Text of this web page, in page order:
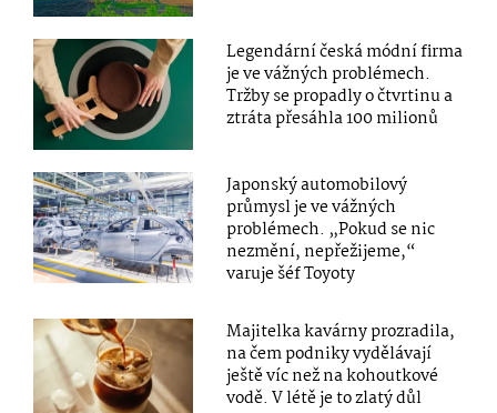
Legendární česká módní firma
je ve vážných problémech.
Tržby se propadly o čtvrtinu a
ztráta přesáhla 100 milionů
Japonský automobilový
průmysl je ve vážných
problémech. „Pokud se nic
nezmění, nepřežijeme,“
varuje šéf Toyoty
Majitelka kavárny prozradila,
na čem podniky vydělávají
ještě víc než na kohoutkové
vodě. V létě je to zlatý důl